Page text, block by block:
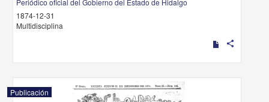
Periódico oficial del Gobierno del Estado de Hidalgo
1874-12-31
Multidisciplina
share
Publicación